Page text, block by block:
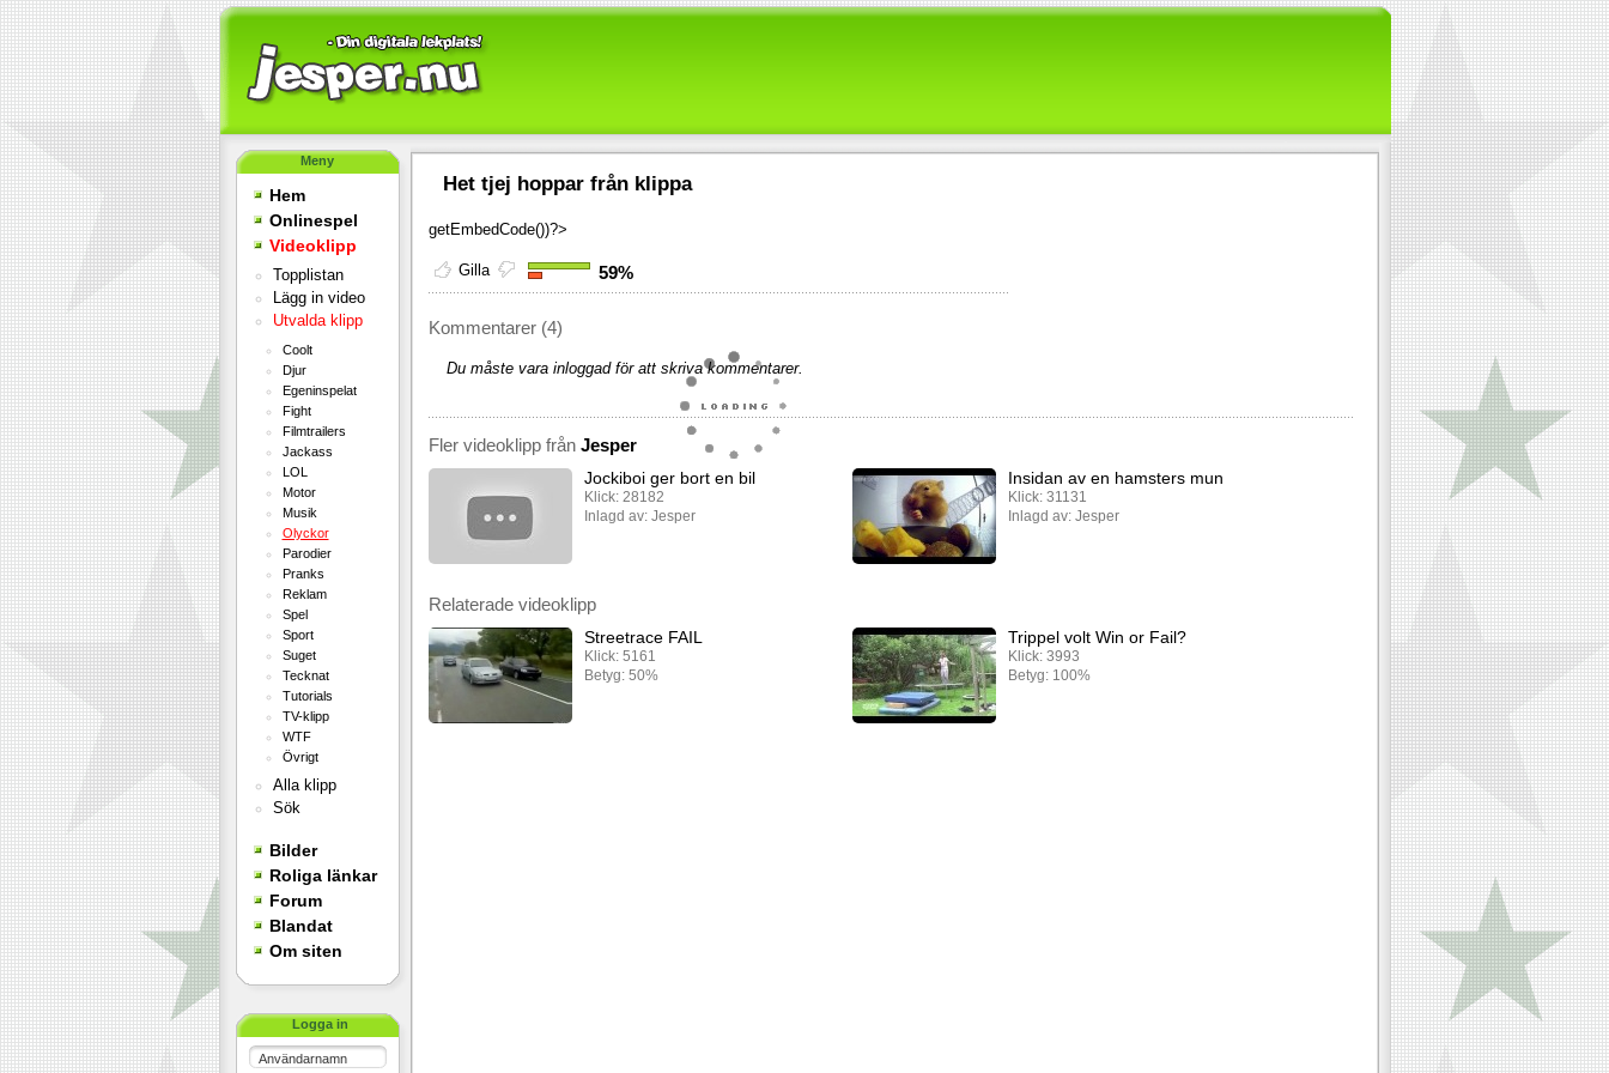
Meny
Hem
Onlinespel
Videoklipp
Topplistan
Lägg in video
Utvalda klipp
Coolt
Djur
Egeninspelat
Fight
Filmtrailers
Jackass
LOL
Motor
Musik
Olyckor
Parodier
Pranks
Reklam
Spel
Sport
Suget
Tecknat
Tutorials
TV-klipp
WTF
Övrigt
Alla klipp
Sök
Bilder
Roliga länkar
Forum
Blandat
Om siten
Logga in
Användarnamn
Het tjej hoppar från klippa
getEmbedCode())?>
Gilla 59%
Kommentarer (4)
Du måste vara inloggad för att skriva kommentarer.
Fler videoklipp från Jesper
Jockiboi ger bort en bil
Klick: 28182
Inlagd av: Jesper
Insidan av en hamsters mun
Klick: 31131
Inlagd av: Jesper
Relaterade videoklipp
Streetrace FAIL
Klick: 5161
Betyg: 50%
Trippel volt Win or Fail?
Klick: 3993
Betyg: 100%